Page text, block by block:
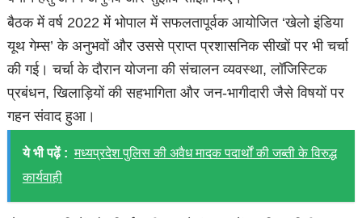
बैठक में वर्ष 2022 में भोपाल में सफलतापूर्वक आयोजित ‘खेलो इंडिया
यूथ गेम्स’ के अनुभवों और उससे प्राप्त प्रशासनिक सीखों पर भी चर्चा
की गई। चर्चा के दौरान योजना की संचालन व्यवस्था, लॉजिस्टिक
प्रबंधन, खिलाड़ियों की सहभागिता और जन-भागीदारी जैसे विषयों पर
गहन संवाद हुआ।
ये भी पढ़ें : मध्यप्रदेश पुलिस की अवैध मादक पदार्थों की जब्ती के विरुद्ध
कार्यवाही